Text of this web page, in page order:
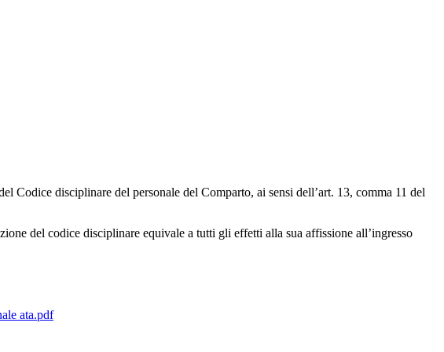
disciplinare del personale del Comparto, ai sensi dell’art. 13, comma 11 del
del codice disciplinare equivale a tutti gli effetti alla sua affissione all’ingresso
ata.pdf